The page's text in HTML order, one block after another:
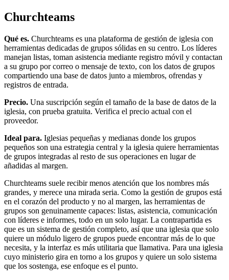
Churchteams
Qué es. Churchteams es una plataforma de gestión de iglesia con
herramientas dedicadas de grupos sólidas en su centro. Los líderes
manejan listas, toman asistencia mediante registro móvil y contactan
a su grupo por correo o mensaje de texto, con los datos de grupos
compartiendo una base de datos junto a miembros, ofrendas y
registros de entrada.
Precio. Una suscripción según el tamaño de la base de datos de la
iglesia, con prueba gratuita. Verifica el precio actual con el
proveedor.
Ideal para. Iglesias pequeñas y medianas donde los grupos
pequeños son una estrategia central y la iglesia quiere herramientas
de grupos integradas al resto de sus operaciones en lugar de
añadidas al margen.
Churchteams suele recibir menos atención que los nombres más
grandes, y merece una mirada seria. Como la gestión de grupos está
en el corazón del producto y no al margen, las herramientas de
grupos son genuinamente capaces: listas, asistencia, comunicación
con líderes e informes, todo en un solo lugar. La contrapartida es
que es un sistema de gestión completo, así que una iglesia que solo
quiere un módulo ligero de grupos puede encontrar más de lo que
necesita, y la interfaz es más utilitaria que llamativa. Para una iglesia
cuyo ministerio gira en torno a los grupos y quiere un solo sistema
que los sostenga, ese enfoque es el punto.